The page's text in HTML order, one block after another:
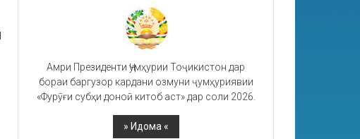
Амри Президенти Ҷумҳурии Тоҷикистон дар
бораи баргузор кардани озмуни ҷумҳуриявии
«Фурӯғи субҳи доноӣ китоб аст» дар соли 2026.